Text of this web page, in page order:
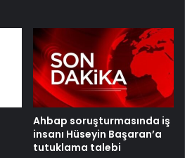
Ahbap soruşturmasında iş
insanı Hüseyin Başaran’a
tutuklama talebi